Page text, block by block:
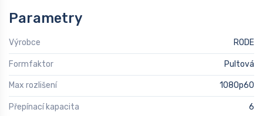
Parametry
Výrobce RODE
Formfaktor Pultová
Max rozlišení 1080p60
Přepínací kapacita 6